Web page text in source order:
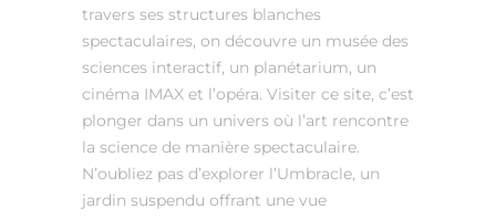
travers ses structures blanches
spectaculaires, on découvre un musée des
sciences interactif, un planétarium, un
cinéma IMAX et l’opéra. Visiter ce site, c’est
plonger dans un univers où l’art rencontre
la science de manière spectaculaire.
N’oubliez pas d’explorer l’Umbracle, un
jardin suspendu offrant une vue